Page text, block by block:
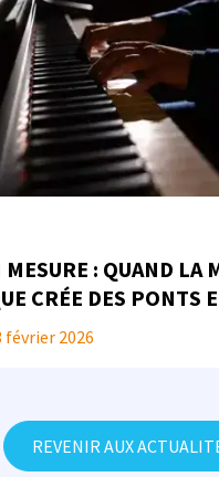
: QUAND LA
CRÉE DES PONTS
ET SOCIÉTÉ...
février 2026
REVENIR AUX